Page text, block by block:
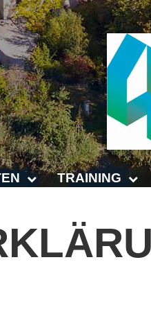
2025/2026
TRAINING
Trainingszeiten
Trainer